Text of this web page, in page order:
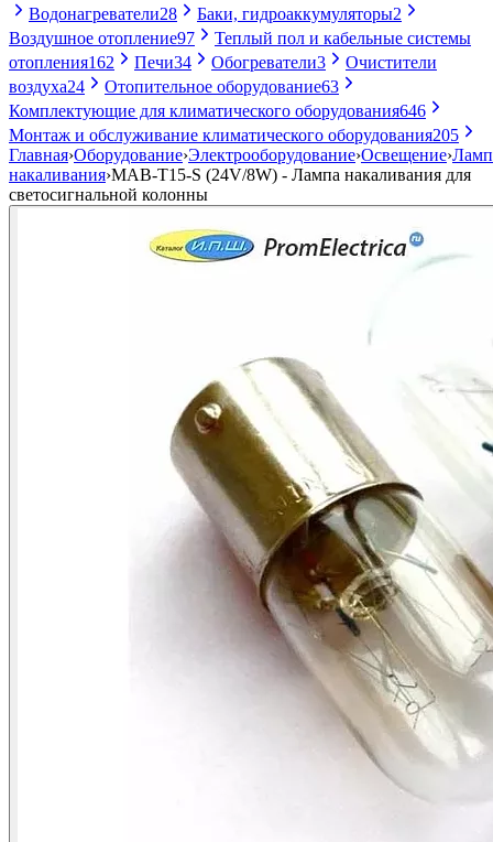
Водонагреватели28 Баки, гидроаккумуляторы2
Воздушное отопление97
Теплый пол и кабельные системы
отопления162 Печи34 Обогреватели3
Очистители
воздуха24 Отопительное оборудование63
Комплектующие для климатического оборудования646
Монтаж и обслуживание климатического оборудования205
Главная›Оборудование›Электрооборудование›Освещение›
накаливания›MAB-T15-S (24V/8W) - Лампа накаливания для
светосигнальной колонны